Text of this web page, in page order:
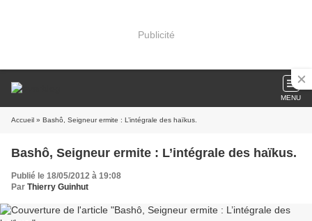
Publicité
MENU
Accueil » Bashô, Seigneur ermite : L’intégrale des haïkus.
Bashô, Seigneur ermite : L’intégrale des haïkus.
Publié le 18/05/2012 à 19:08
Par Thierry Guinhut